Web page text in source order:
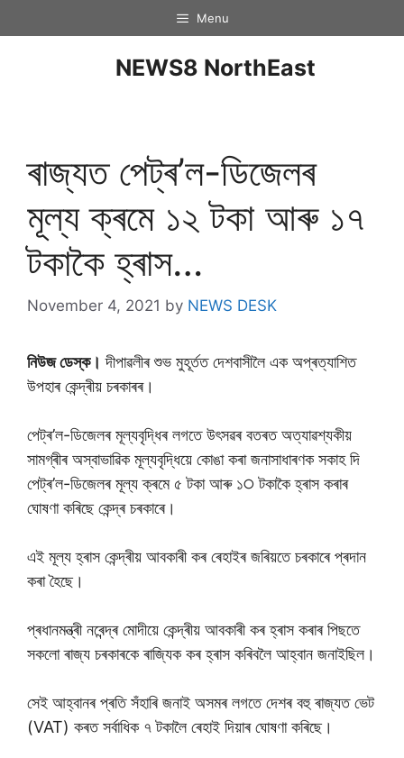
Menu
NEWS8 NorthEast
ৰাজ্যত পেট্ৰ’ল-ডিজেলৰ
মূল্য ক্ৰমে ১২ টকা আৰু ১৭
টকাকৈ হ্ৰাস…
November 4, 2021 by NEWS DESK
নিউজ ডেস্ক। দীপাৱলীৰ শুভ মুহূৰ্তত দেশবাসীলৈ এক অপ্ৰত্যাশিত
উপহাৰ কেন্দ্ৰীয় চৰকাৰৰ।
পেট্ৰ’ল-ডিজেলৰ মূল্যবৃদ্ধিৰ লগতে উৎসৱৰ বতৰত অত্যাৱশ্যকীয়
সামগ্ৰীৰ অস্বাভাৱিক মূল্যবৃদ্ধিয়ে কােঙা কৰা জনাসাধাৰণক সকাহ দি
পেট্ৰ’ল-ডিজেলৰ মূল্য ক্ৰমে ৫ টকা আৰু ১੦ টকাকৈ হ্ৰাস কৰাৰ
ঘােষণা কৰিছে কেন্দ্ৰ চৰকাৰে।
এই মূল্য হ্ৰাস কেন্দ্ৰীয় আবকাৰী কৰ ৰেহাইৰ জৰিয়তে চৰকাৰে প্ৰদান
কৰা হৈছে।
প্ৰধানমন্ত্ৰী নৰেন্দ্ৰ মােদীয়ে কেন্দ্ৰীয় আবকাৰী কৰ হ্ৰাস কৰাৰ পিছতে
সকলাে ৰাজ্য চৰকাৰকে ৰাজ্যিক কৰ হ্ৰাস কৰিবলৈ আহ্বান জনাইছিল।
সেই আহ্বানৰ প্ৰতি সঁহাৰি জনাই অসমৰ লগতে দেশৰ বহু ৰাজ্যত ভেট
(VAT) কৰত সৰ্বাধিক ৭ টকালৈ ৰেহাই দিয়াৰ ঘােষণা কৰিছে।